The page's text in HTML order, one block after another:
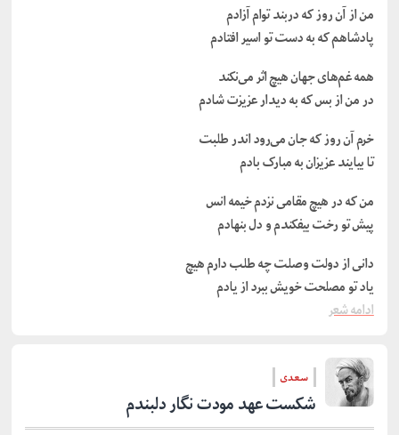
من از آن روز که دربند توام آزادم
پادشاهم که به دست تو اسیر افتادم
همه غم‌های جهان هیچ اثر می‌نکند
در من از بس که به دیدار عزیزت شادم
خرم آن روز که جان می‌رود اندر طلبت
تا بیایند عزیزان به مبارک بادم
من که در هیچ مقامی نزدم خیمه انس
پیش تو رخت بیفکندم و دل بنهادم
دانی از دولت وصلت چه طلب دارم هیچ
یاد تو مصلحت خویش ببرد از یادم
ادامه شعر
سعدی
شکست عهد مودت نگار دلبندم